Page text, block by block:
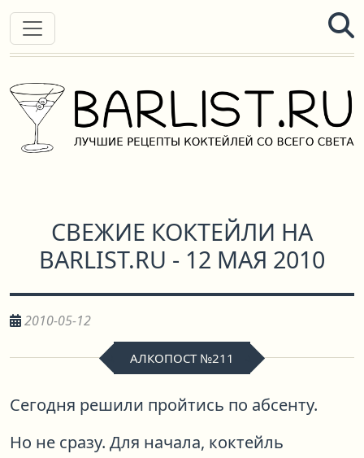
СВЕЖИЕ КОКТЕЙЛИ НА
BARLIST.RU - 12 МАЯ 2010
2010-05-12
АЛКОПОСТ №211
Сегодня решили пройтись по абсенту.
Но не сразу. Для начала, коктейль